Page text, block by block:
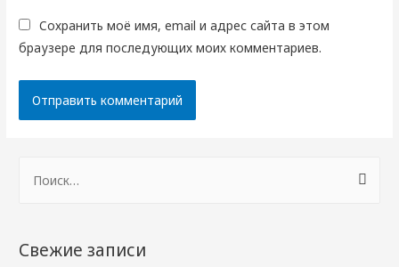
Сохранить моё имя, email и адрес сайта в этом
браузере для последующих моих комментариев.
Свежие записи